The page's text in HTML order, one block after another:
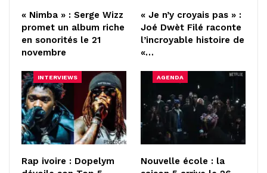
« Nimba » : Serge Wizz
promet un album riche
en sonorités le 21
novembre
« Je n’y croyais pas » :
Joé Dwèt Filé raconte
l’incroyable histoire de
«…
INTERVIEWS
Rap ivoire : Dopelym
AGENDA
Nouvelle école : la